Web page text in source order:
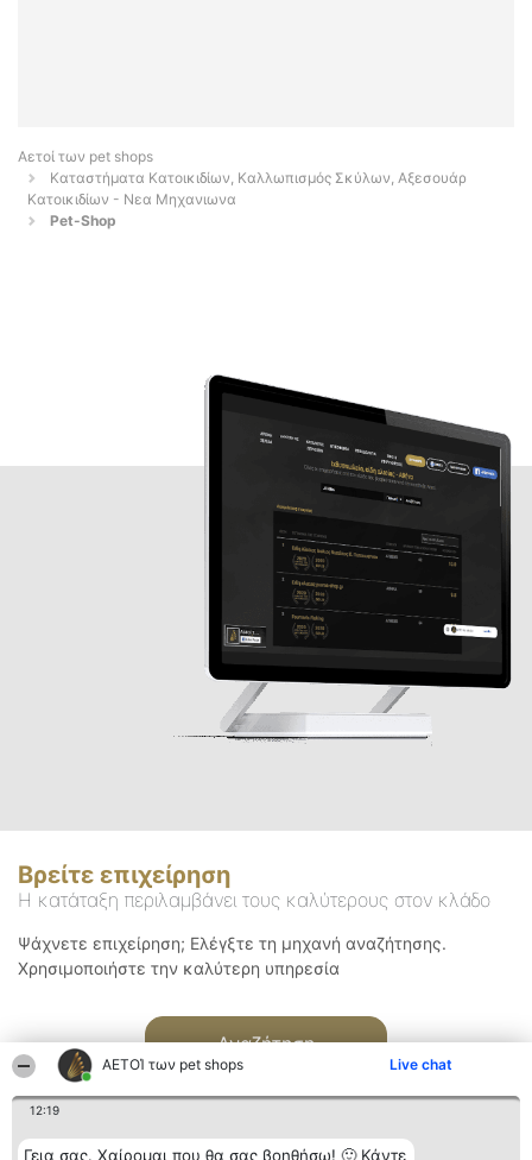
ΑΕΤΟΊ των pet shops Live chat
12:19
Γεια σας. Χαίρομαι που θα σας βοηθήσω! 🙂 Κάντε
Αετοί των pet shops
Καταστήματα Κατοικιδίων, Καλλωπισμός Σκύλων, Αξεσουάρ
Κατοικιδίων - Νεα Μηχανιωνα
Pet-Shop
Βρείτε επιχείρηση
Η κατάταξη περιλαμβάνει τους καλύτερους στον κλάδο
Ψάχνετε επιχείρηση; Ελέγξτε τη μηχανή αναζήτησης.
Χρησιμοποιήστε την καλύτερη υπηρεσία
Αναζήτηση